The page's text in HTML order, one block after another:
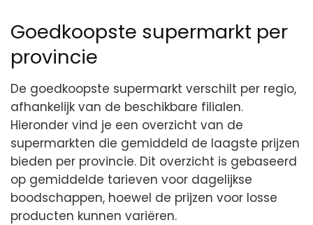
Goedkoopste supermarkt per
provincie
De goedkoopste supermarkt verschilt per regio,
afhankelijk van de beschikbare filialen.
Hieronder vind je een overzicht van de
supermarkten die gemiddeld de laagste prijzen
bieden per provincie. Dit overzicht is gebaseerd
op gemiddelde tarieven voor dagelijkse
boodschappen, hoewel de prijzen voor losse
producten kunnen variëren.